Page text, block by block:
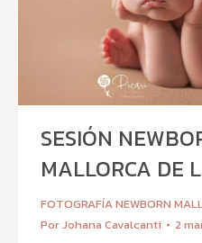
SESIÓN
MALLORCA DE
FOTOGRAFÍA NEWBORN
PorJohana Cavalcanti 2